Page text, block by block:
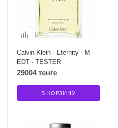
Calvin Klein - Eternity - M -
EDT - TESTER
29004 тенге
В КОРЗИНУ